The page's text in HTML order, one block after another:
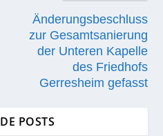
Änderungsbeschluss
zur Gesamtsanierung
der Unteren Kapelle
des Friedhofs
Gerresheim gefasst
POSTS